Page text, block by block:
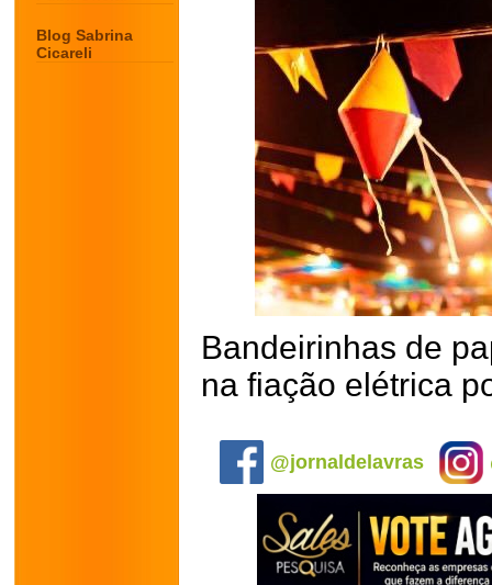
Blog Sabrina
Cicareli
Bandeirinhas de
na fiação elétrica
@jornaldelavras